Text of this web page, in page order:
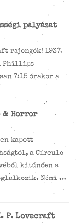
pályázat
rajongók! 1937.
Phillips
7:15 órakor a
Horror
kapott
a Círculo
kitűnően a
Némi …
P. Lovecraft